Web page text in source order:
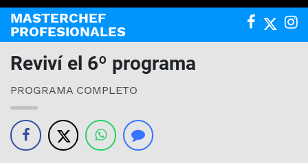
MASTERCHEF
PROFESIONALES
Reviví el 6º programa
PROGRAMA COMPLETO